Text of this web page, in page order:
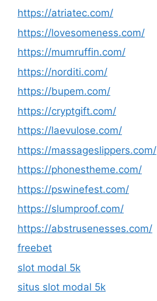
https://atriatec.com/
https://lovesomeness.com/
https://mumruffin.com/
https://norditi.com/
https://bupem.com/
https://cryptgift.com/
https://laevulose.com/
https://massageslippers.com/
https://phonestheme.com/
https://pswinefest.com/
https://slumproof.com/
https://abstrusenesses.com/
freebet
slot modal 5k
situs slot modal 5k